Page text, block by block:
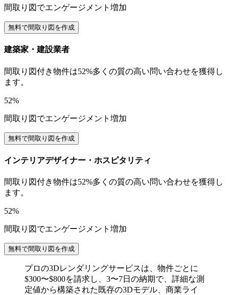
間取り図でエンゲージメント増加
無料で間取り図を作成
建築家・建設業者
間取り図付き物件は52%多くの質の高い問い合わせを獲得し
ます。
52%
間取り図でエンゲージメント増加
無料で間取り図を作成
インテリアデザイナー・ホスピタリティ
間取り図付き物件は52%多くの質の高い問い合わせを獲得し
ます。
52%
間取り図でエンゲージメント増加
無料で間取り図を作成
プロの3Dレンダリングサービスは、物件ごとに
$300〜$800を請求し、3〜7日の納期で、詳細な測
定値から構築された既存の3Dモデル、商業ライ